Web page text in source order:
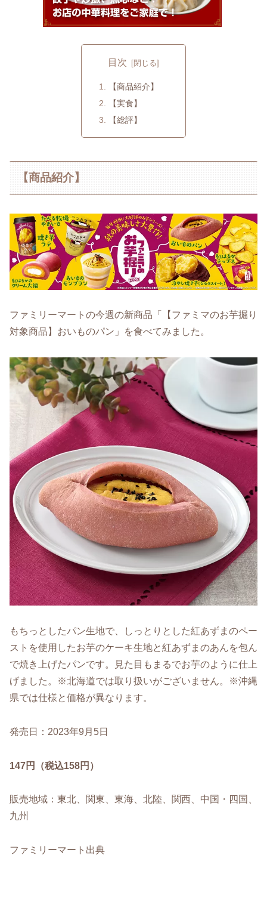
目次
【商品紹介】
【実食】
【総評】
【商品紹介】
ファミリーマートの今週の新商品「【ファミマのお芋掘り
対象商品】おいものパン」を食べてみました。
もちっとしたパン生地で、しっとりとした紅あずまのペー
ストを使用したお芋のケーキ生地と紅あずまのあんを包ん
で焼き上げたパンです。見た目もまるでお芋のように仕上
げました。※北海道では取り扱いがございません。※沖縄
県では仕様と価格が異なります。
発売日：2023年9月5日
147円（税込158円）
販売地域：東北、関東、東海、北陸、関西、中国・四国、
九州
ファミリーマート出典